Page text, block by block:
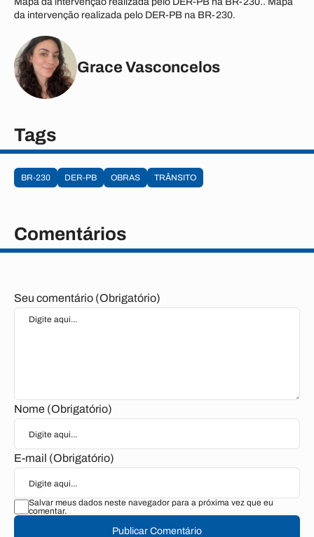
da intervenção realizada pelo DER-PB na BR-230.
Grace Vasconcelos
Tags
BR-230 DER-PB OBRAS TRÂNSITO
Comentários
Seu comentário (Obrigatório)
Nome (Obrigatório)
E-mail (Obrigatório)
Salvar meus dados neste navegador para a próxima vez que eu
comentar.
Publicar Comentário